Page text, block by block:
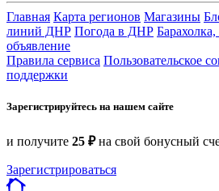
Главная Карта регионов Магазины
линий ДНР Погода в ДНР
объявление
Правила сервиса Пользовательское
поддержки
Зарегистрируйтесь на нашем сайте
и получите 25 ₽на свой бонусный
Зарегистрироваться